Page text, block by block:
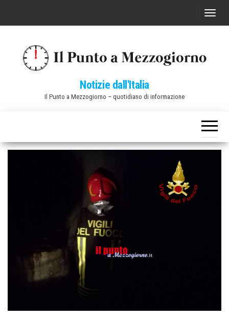
C
a
v
Notizie dall'Italia
Il Punto a Mezzogiorno – quotidiano di informazione